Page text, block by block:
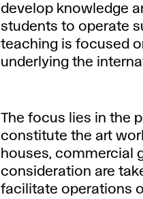
develop knowledge
students to operate
teaching is focused
underlying the
The focus lies in the
constitute the art
houses, commercial
consideration are
facilitate operations